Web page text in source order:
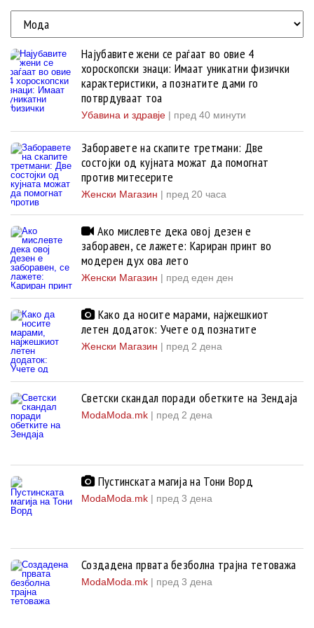
Најубавите жени се раѓаат во овие 4
хороскопски знаци: Имаат уникатни физички
карактеристики, а познатите дами го
потврдуваат тоа
Убавина и здравје | пред 40 минути
Заборавете на скапите третмани: Две
состојки од кујната можат да помогнат
против митесерите
Женски Магазин | пред 20 часа
Ако мислевте дека овој дезен е
заборавен, се лажете: Кариран принт во
модерен дух ова лето
Женски Магазин | пред еден ден
Како да носите марами, најжешкиот
летен додаток: Учете од познатите
Женски Магазин | пред 2 дена
Светски скандал поради обетките на Зендаја
ModaМoda.mk | пред 2 дена
Пустинската магија на Тони Ворд
ModaМoda.mk | пред 3 дена
Создадена првата безболна трајна тетоважа
ModaМoda.mk | пред 3 дена